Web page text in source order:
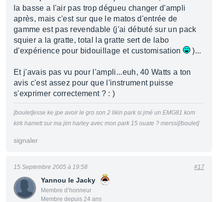
la basse a l'air pas trop dégueu changer d'ampli
après, mais c'est sur que le matos d'entrée de
gamme est pas revendable (j'ai débuté sur un pack
squier a la gratte, total la gratte sert de labo
d'expérience pour bidouillage et customisation
)...
Et j'avais pas vu pour l'ampli...euh, 40 Watts a ton
avis c'est assez pour que l'instrument puisse
s'exprimer correctement ? : )
[boulet]esse ke jpe avoir le gro son 2 likin park si jmé un EMG81 kom
kirk hamett sur ma jim harley avec mon park 15 ouate ? merssi[/boulet]
signaler
Yannou le Jacky
Membre d’honneur
Membre depuis 24 ans
15 Septembre 2005 à 19:58 #17